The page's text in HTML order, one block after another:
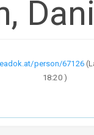
person/67126
18:20)